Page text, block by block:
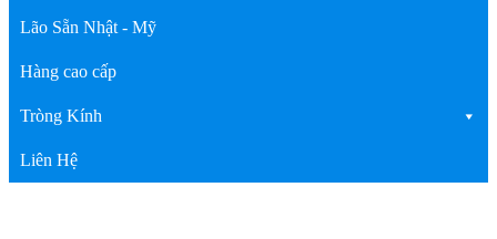
Lão Sẵn Nhật - Mỹ
Hàng cao cấp
Tròng Kính
Liên Hệ